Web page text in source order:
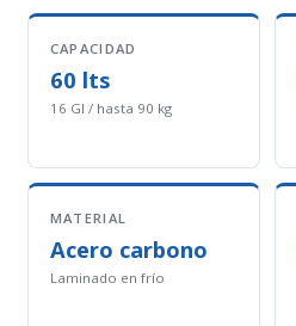
CAPACIDAD
60 lts
16 GI / hasta 90 kg
MATERIAL
Acero carbono
Laminado en frío